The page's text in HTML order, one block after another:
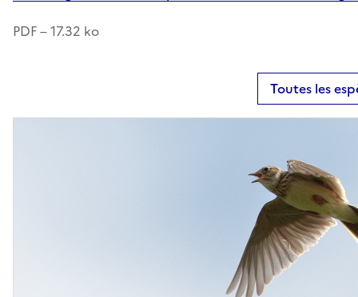
PDF – 17.32 ko
Toutes les